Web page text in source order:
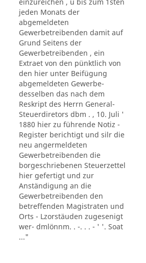
jeden Monats der
abgemeldeten
Gewerbetreibenden damit auf
Grund Seitens der
Gewerbetreibenden , ein
Extraet von den pünktlich von
den hier unter Beifügung
abgemeldeten Gewerbe-
desselben das nach dem
Reskript des Herrn General-
Steuerdiretors dbm . , 10. Juli '
1880 hier zu führende Notiz -
Register berichtigt und silr die
neu angermeldeten
Gewerbetreibenden die
borgeschriebenen Steuerzettel
hier gefertigt und zur
Anständigung an die
Gewerbetreibenden den
betreffenden Magistraten und
Orts - Lzorstäuden zugesenigt
wer- dmlönnm. . -. . . - ' '. Soat
..."